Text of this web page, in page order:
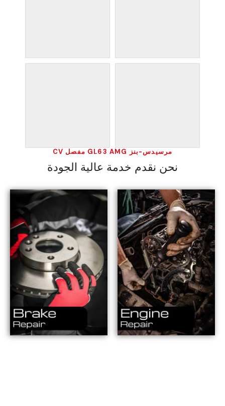
مرسيدس-بنز GL63 AMG مفصل CV
نحن نقدم خدمة عالية الجودة